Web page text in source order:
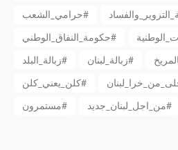
حرامي_الشعب#
حكومة_النفاق_الوطني#
زبالة_البلد#
زبالة_لبنان#
كلن_يعني_كلن#
مستمرون#
من_اجل_لبنان_جديد#